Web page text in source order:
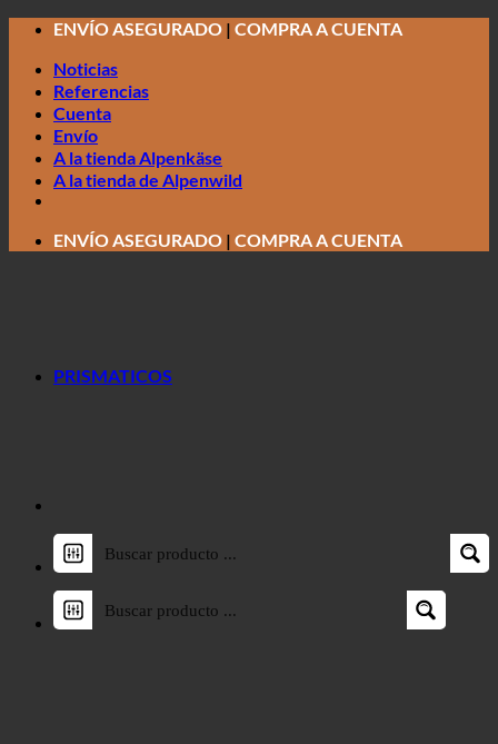
Saltar
contenido
ENVÍO ASEGURADO | COMPRA A CUENTA
Noticias
Referencias
Cuenta
Envío
A la tienda Alpenkäse
A la tienda de Alpenwild
ENVÍO ASEGURADO | COMPRA A CUENTA
PRISMATICOS